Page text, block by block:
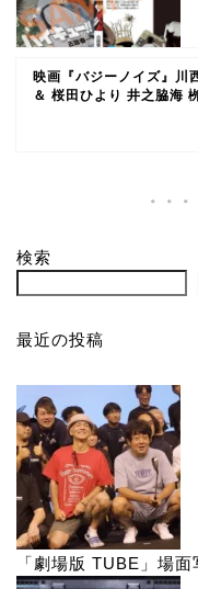
映画『バジーノイズ』川
＆ 桜田ひより 井之脇海
検索
最近の投稿
「劇場版 TUBE」場